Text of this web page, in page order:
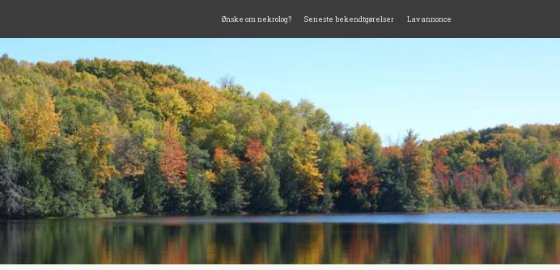
Ønske om nekrolog? Seneste bekendtgørelser Lav annonce